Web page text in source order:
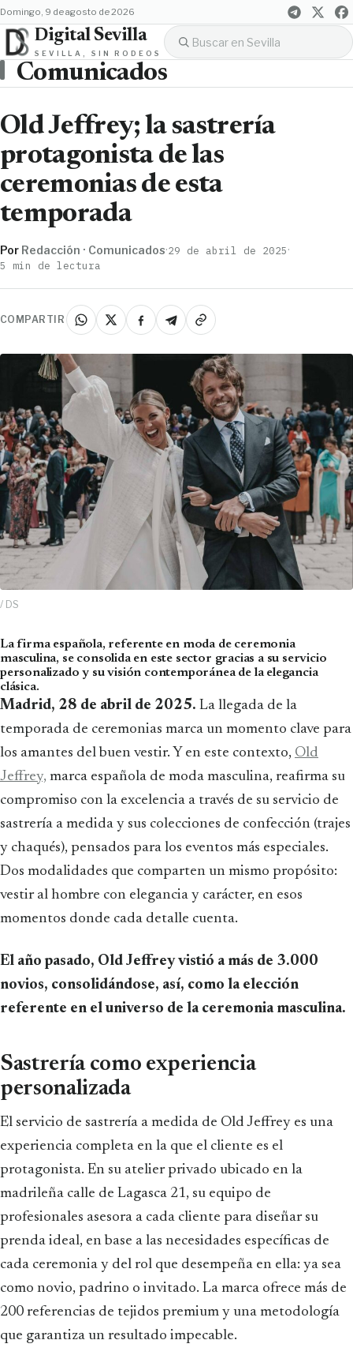
domingo, 9 de agosto de 2026
Digital Sevilla
SEVILLA, SIN RODEOS
Comunicados
Old Jeffrey; la sastrería
protagonista de las
ceremonias de esta
temporada
Por Redacción · Comunicados·29 de abril de 2025·
5 min de lectura
COMPARTIR
/ DS
La firma española, referente en moda de ceremonia
masculina, se consolida en este sector gracias a su servicio
personalizado y su visión contemporánea de la elegancia
clásica.
Madrid, 28 de abril de 2025. La llegada de la
temporada de ceremonias marca un momento clave para
los amantes del buen vestir. Y en este contexto, Old
Jeffrey, marca española de moda masculina, reafirma su
compromiso con la excelencia a través de su servicio de
sastrería a medida y sus colecciones de confección (trajes
y chaqués), pensados para los eventos más especiales.
Dos modalidades que comparten un mismo propósito:
vestir al hombre con elegancia y carácter, en esos
momentos donde cada detalle cuenta.
El año pasado, Old Jeffrey vistió a más de 3.000
novios, consolidándose, así, como la elección
referente en el universo de la ceremonia masculina.
Sastrería como experiencia
personalizada
El servicio de sastrería a medida de Old Jeffrey es una
experiencia completa en la que el cliente es el
protagonista. En su atelier privado ubicado en la
madrileña calle de Lagasca 21, su equipo de
profesionales asesora a cada cliente para diseñar su
prenda ideal, en base a las necesidades específicas de
cada ceremonia y del rol que desempeña en ella: ya sea
como novio, padrino o invitado. La marca ofrece más de
200 referencias de tejidos premium y una metodología
que garantiza un resultado impecable.